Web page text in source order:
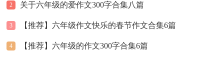
2 关于六年级的爱作文300字合集八篇
3 【推荐】六年级作文快乐的春节作文合集6篇
4 【推荐】六年级的作文300字合集6篇